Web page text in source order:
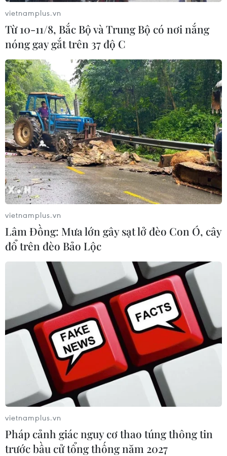
vietnamplus.vn
Từ 10-11/8, Bắc Bộ và Trung Bộ có nơi nắng
nóng gay gắt trên 37 độ C
vietnamplus.vn
Lâm Đồng: Mưa lớn gây sạt lở đèo Con Ó, cây
đổ trên đèo Bảo Lộc
vietnamplus.vn
Pháp cảnh giác nguy cơ thao túng thông tin
trước bầu cử tổng thống năm 2027